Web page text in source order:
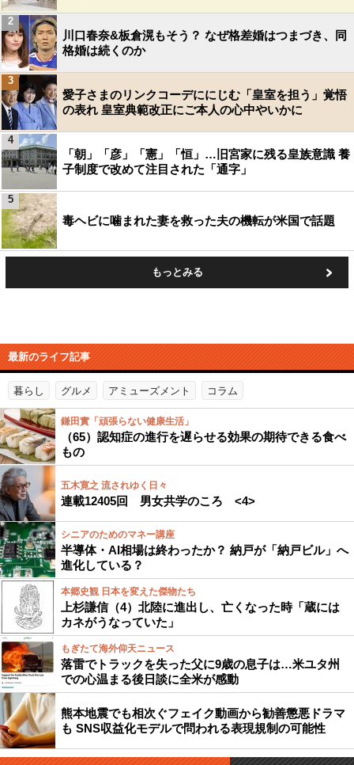
川口春奈&板倉滉もそう？ なぜ格差婚はつまづき、同
格婚は続くのか
2
愛子さまのリンクコーデににじむ「皇室を担う」覚悟
の表れ 皇室典範改正にご本人の心中やいかに
3
「朝」「彦」「憲」「恒」…旧宮家に残る皇族意識 養
子制度で改めて注目された「通字」
4
毒ヘビに噛まれた妻を救った夫の機転が米国で話題
5
もっとみる
最新のライフ記事
暮らし グルメ アミューズメント コラム
鎌田實「頑張らない健康生活」
（65）認知症の進行を遅らせる効果の期待できる食べ
もの
五木寛之 流されゆく日々
連載12405回 男女共学のころ <4>
シニアのためのマネー講座
半導体・AI相場は終わったか？ 納戸が「納戸ビル」へ
進化している？
本郷史観 日本を変えた傑物たち
上杉謙信（4）北陸に進出し、亡くなった時「蔵には
カネがうなっていた」
もぎたて海外仰天ニュース
落雷でトラックを失った父に9歳の息子は…米ユタ州
での心温まる後日談に全米が感動
熊本地震でも相次ぐフェイク動画から勧善懲悪ドラマ
も SNS収益化モデルで問われる表現規制の可能性